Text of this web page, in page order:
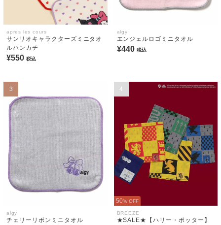
apres les cours
サンリオキャラクターズミニタオ
ルハンカチ
¥550 税込
algy
エンジェルロゴミニタオル
¥440 税込
3
algy
チェリーリボンミニタオル
4
50% OFF
BREEZE
★SALE★【ハリー・ポッター】